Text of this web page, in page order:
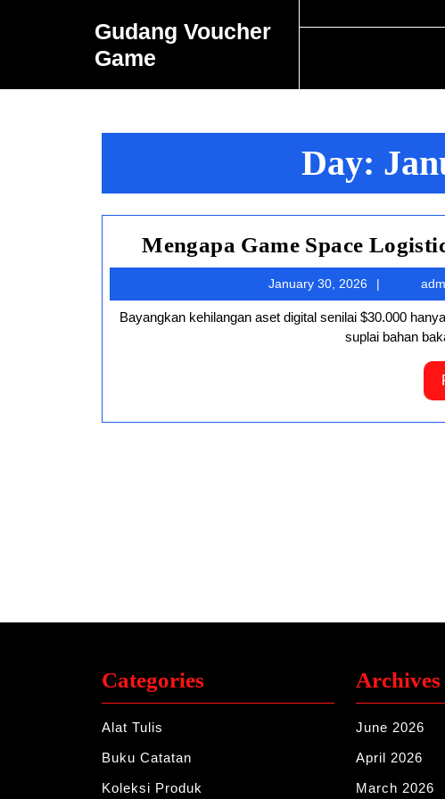
Gudang Voucher
Game
Day:
Mengapa Game Space
January 30, 2026
January
30,
2026
Bayangkan kehilangan aset digital senilai $30.000 hanya karena satu kesalahan perhitungan koordinat atau keterlambatan
suplai bahan
Categories
Alat Tulis
Buku Catatan
Koleksi Produk
Archives
June 2026
April 2026
March 2026